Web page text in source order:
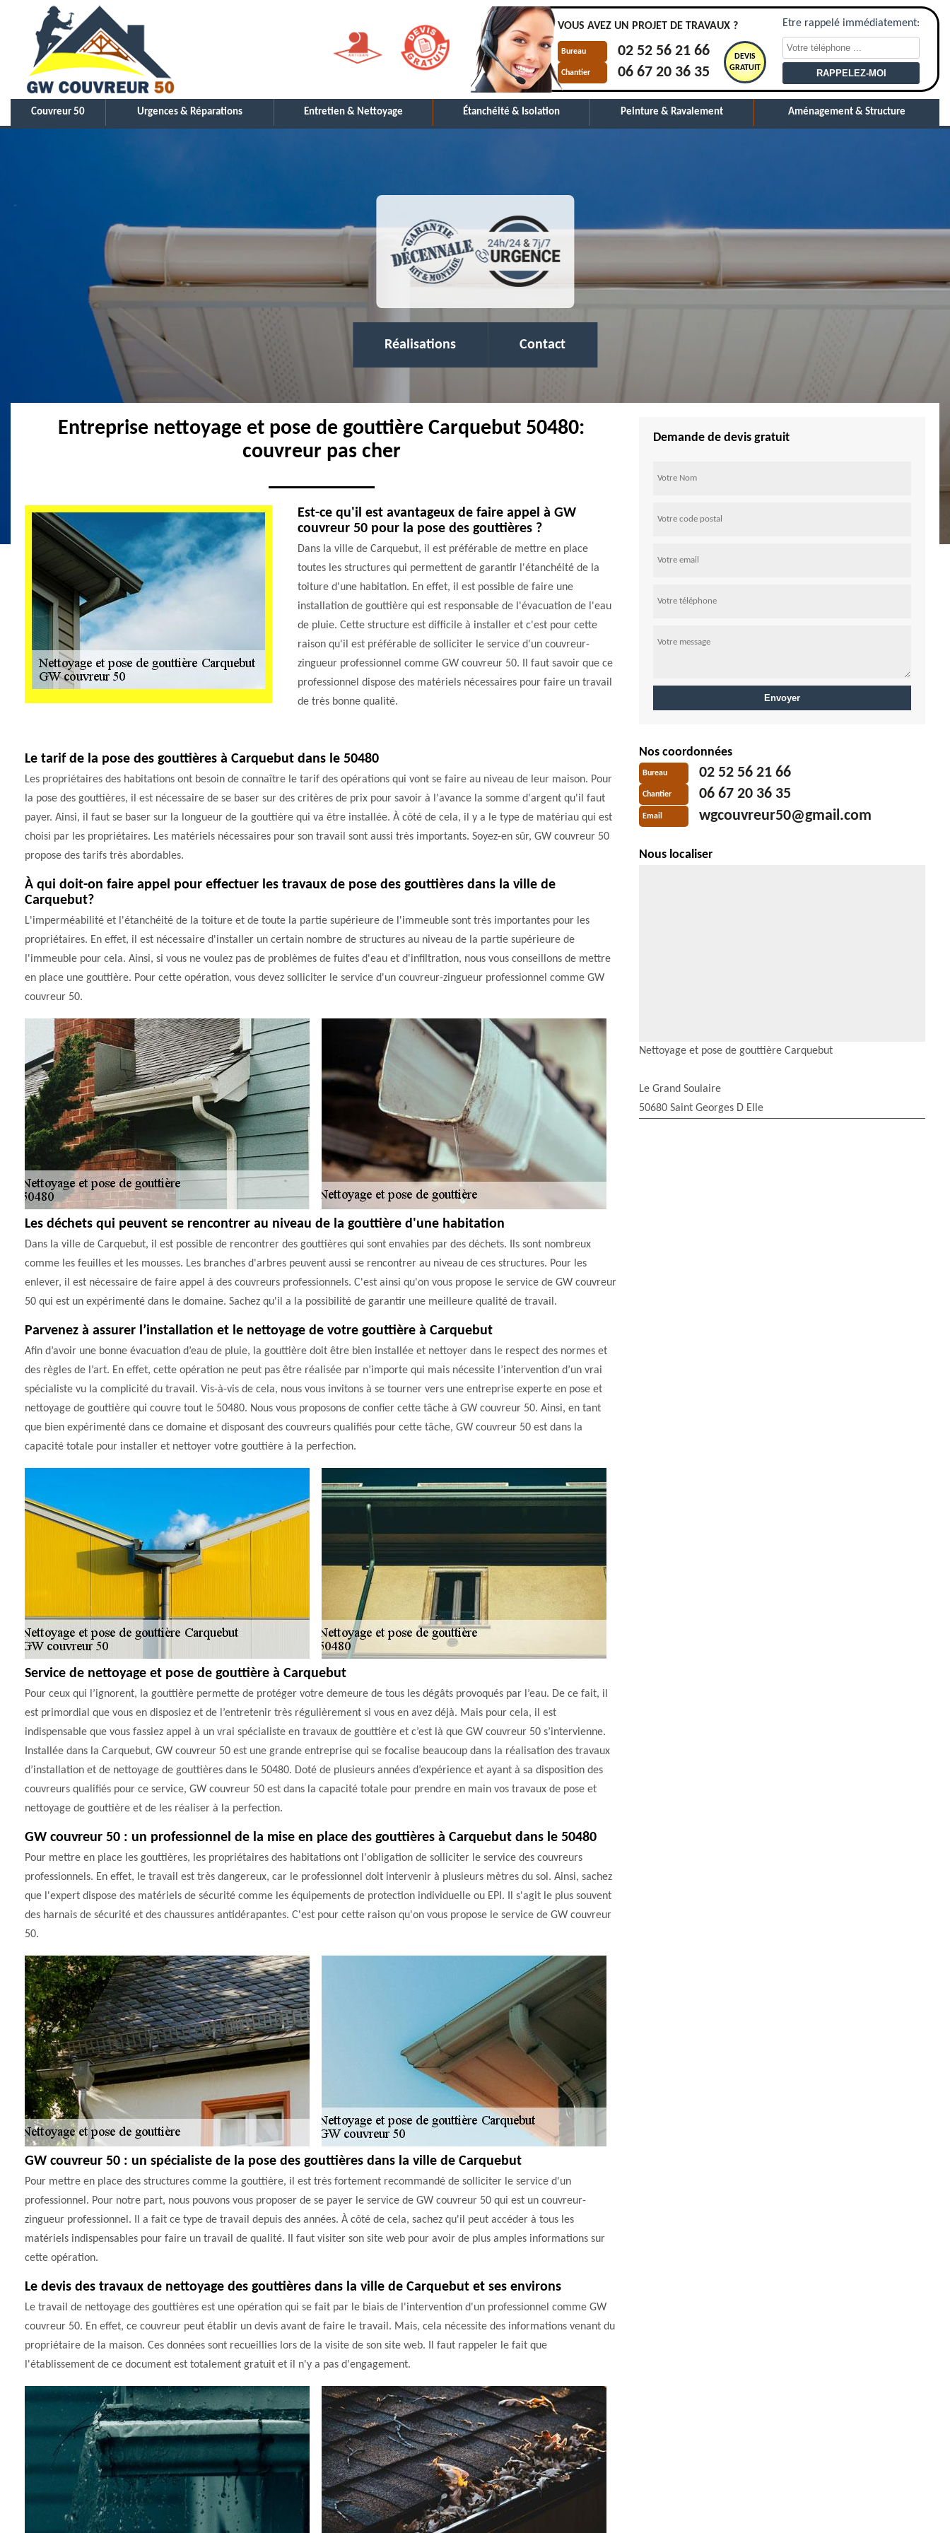
VOUS AVEZ UN PROJET DE TRAVAUX ?
Bureau 02 52 56 21 66
Chantier 06 67 20 36 35
DEVIS
GRATUIT
Etre rappelé immédiatement:
Couvreur 50 Urgences & Réparations Entretien & Nettoyage Étanchéité & Isolation Peinture & Ravalement Aménagement & Structure
Réalisations Contact
Entreprise nettoyage et pose de gouttière Carquebut 50480:
couvreur pas cher
Est-ce qu'il est avantageux de faire appel à GW
couvreur 50 pour la pose des gouttières ?
Dans la ville de Carquebut, il est préférable de mettre en place
toutes les structures qui permettent de garantir l'étanchéité de la
toiture d'une habitation. En effet, il est possible de faire une
installation de gouttière qui est responsable de l'évacuation de l'eau
de pluie. Cette structure est difficile à installer et c'est pour cette
raison qu'il est préférable de solliciter le service d'un couvreur-
zingueur professionnel comme GW couvreur 50. Il faut savoir que ce
professionnel dispose des matériels nécessaires pour faire un travail
de très bonne qualité.
Le tarif de la pose des gouttières à Carquebut dans le 50480
Les propriétaires des habitations ont besoin de connaître le tarif des opérations qui vont se faire au niveau de leur maison. Pour
la pose des gouttières, il est nécessaire de se baser sur des critères de prix pour savoir à l'avance la somme d'argent qu'il faut
payer. Ainsi, il faut se baser sur la longueur de la gouttière qui va être installée. À côté de cela, il y a le type de matériau qui est
choisi par les propriétaires. Les matériels nécessaires pour son travail sont aussi très importants. Soyez-en sûr, GW couvreur 50
propose des tarifs très abordables.
À qui doit-on faire appel pour effectuer les travaux de pose des gouttières dans la ville de
Carquebut?
L'imperméabilité et l'étanchéité de la toiture et de toute la partie supérieure de l'immeuble sont très importantes pour les
propriétaires. En effet, il est nécessaire d'installer un certain nombre de structures au niveau de la partie supérieure de
l'immeuble pour cela. Ainsi, si vous ne voulez pas de problèmes de fuites d'eau et d'infiltration, nous vous conseillons de mettre
en place une gouttière. Pour cette opération, vous devez solliciter le service d'un couvreur-zingueur professionnel comme GW
couvreur 50.
Les déchets qui peuvent se rencontrer au niveau de la gouttière d'une habitation
Dans la ville de Carquebut, il est possible de rencontrer des gouttières qui sont envahies par des déchets. Ils sont nombreux
comme les feuilles et les mousses. Les branches d'arbres peuvent aussi se rencontrer au niveau de ces structures. Pour les
enlever, il est nécessaire de faire appel à des couvreurs professionnels. C'est ainsi qu'on vous propose le service de GW couvreur
50 qui est un expérimenté dans le domaine. Sachez qu'il a la possibilité de garantir une meilleure qualité de travail.
Parvenez à assurer l’installation et le nettoyage de votre gouttière à Carquebut
Afin d’avoir une bonne évacuation d’eau de pluie, la gouttière doit être bien installée et nettoyer dans le respect des normes et
des règles de l’art. En effet, cette opération ne peut pas être réalisée par n’importe qui mais nécessite l’intervention d’un vrai
spécialiste vu la complicité du travail. Vis-à-vis de cela, nous vous invitons à se tourner vers une entreprise experte en pose et
nettoyage de gouttière qui couvre tout le 50480. Nous vous proposons de confier cette tâche à GW couvreur 50. Ainsi, en tant
que bien expérimenté dans ce domaine et disposant des couvreurs qualifiés pour cette tâche, GW couvreur 50 est dans la
capacité totale pour installer et nettoyer votre gouttière à la perfection.
Service de nettoyage et pose de gouttière à Carquebut
Pour ceux qui l’ignorent, la gouttière permette de protéger votre demeure de tous les dégâts provoqués par l’eau. De ce fait, il
est primordial que vous en disposiez et de l’entretenir très régulièrement si vous en avez déjà. Mais pour cela, il est
indispensable que vous fassiez appel à un vrai spécialiste en travaux de gouttière et c’est là que GW couvreur 50 s’intervienne.
Installée dans la Carquebut, GW couvreur 50 est une grande entreprise qui se focalise beaucoup dans la réalisation des travaux
d’installation et de nettoyage de gouttières dans le 50480. Doté de plusieurs années d’expérience et ayant à sa disposition des
couvreurs qualifiés pour ce service, GW couvreur 50 est dans la capacité totale pour prendre en main vos travaux de pose et
nettoyage de gouttière et de les réaliser à la perfection.
GW couvreur 50 : un professionnel de la mise en place des gouttières à Carquebut dans le 50480
Pour mettre en place les gouttières, les propriétaires des habitations ont l'obligation de solliciter le service des couvreurs
professionnels. En effet, le travail est très dangereux, car le professionnel doit intervenir à plusieurs mètres du sol. Ainsi, sachez
que l'expert dispose des matériels de sécurité comme les équipements de protection individuelle ou EPI. Il s'agit le plus souvent
des harnais de sécurité et des chaussures antidérapantes. C'est pour cette raison qu'on vous propose le service de GW couvreur
50.
GW couvreur 50 : un spécialiste de la pose des gouttières dans la ville de Carquebut
Pour mettre en place des structures comme la gouttière, il est très fortement recommandé de solliciter le service d'un
professionnel. Pour notre part, nous pouvons vous proposer de se payer le service de GW couvreur 50 qui est un couvreur-
zingueur professionnel. Il a fait ce type de travail depuis des années. À côté de cela, sachez qu'il peut accéder à tous les
matériels indispensables pour faire un travail de qualité. Il faut visiter son site web pour avoir de plus amples informations sur
cette opération.
Le devis des travaux de nettoyage des gouttières dans la ville de Carquebut et ses environs
Le travail de nettoyage des gouttières est une opération qui se fait par le biais de l'intervention d'un professionnel comme GW
couvreur 50. En effet, ce couvreur peut établir un devis avant de faire le travail. Mais, cela nécessite des informations venant du
propriétaire de la maison. Ces données sont recueillies lors de la visite de son site web. Il faut rappeler le fait que
l'établissement de ce document est totalement gratuit et il n'y a pas d'engagement.
Demande de devis gratuit
Nos coordonnées
Bureau 02 52 56 21 66
Chantier 06 67 20 36 35
Email wgcouvreur50@gmail.com
Nous localiser
Nettoyage et pose de gouttière Carquebut
Le Grand Soulaire
50680 Saint Georges D Elle